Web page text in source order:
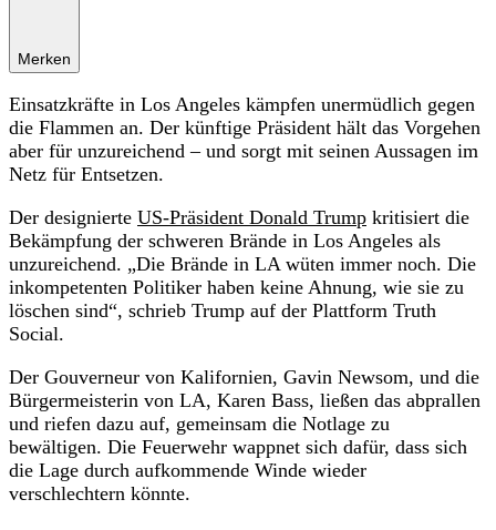
Merken
Einsatzkräfte in Los Angeles kämpfen unermüdlich gegen
die Flammen an. Der künftige Präsident hält das Vorgehen
aber für unzureichend – und sorgt mit seinen Aussagen im
Netz für Entsetzen.
Der designierte US-Präsident Donald Trump kritisiert die
Bekämpfung der schweren Brände in Los Angeles als
unzureichend. „Die Brände in LA wüten immer noch. Die
inkompetenten Politiker haben keine Ahnung, wie sie zu
löschen sind“, schrieb Trump auf der Plattform Truth
Social.
Der Gouverneur von Kalifornien, Gavin Newsom, und die
Bürgermeisterin von LA, Karen Bass, ließen das abprallen
und riefen dazu auf, gemeinsam die Notlage zu
bewältigen. Die Feuerwehr wappnet sich dafür, dass sich
die Lage durch aufkommende Winde wieder
verschlechtern könnte.